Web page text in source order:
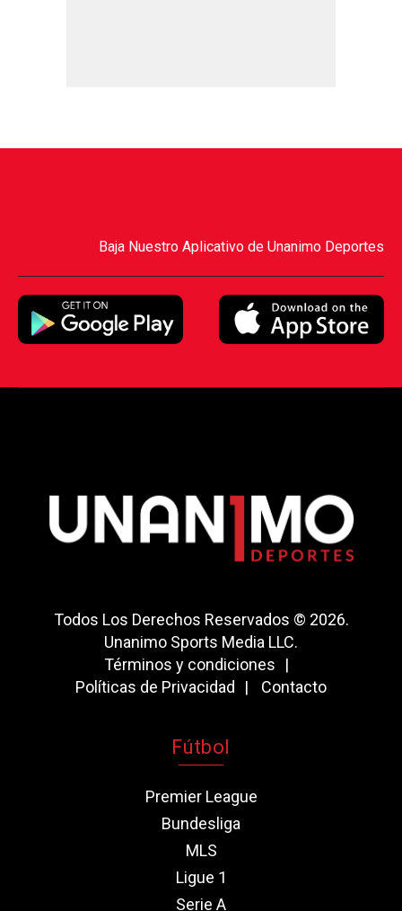
Baja Nuestro Aplicativo de Unanimo Deportes
Todos Los Derechos Reservados © 2026.
Unanimo Sports Media LLC.
Términos y condiciones
Políticas de Privacidad
Contacto
Fútbol
Premier League
Bundesliga
MLS
Ligue 1
Serie A